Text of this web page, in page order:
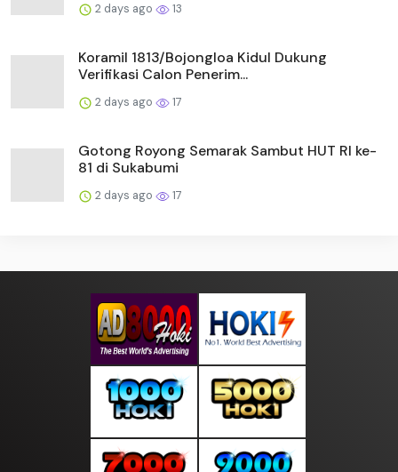
2 days ago 13
Koramil 1813/Bojongloa Kidul Dukung
Verifikasi Calon Penerim...
2 days ago 17
Gotong Royong Semarak Sambut HUT RI ke-
81 di Sukabumi
2 days ago 17